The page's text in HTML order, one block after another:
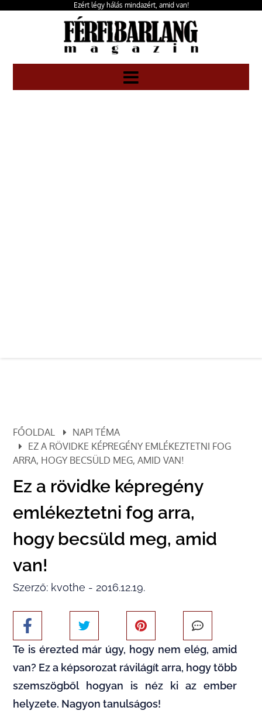
Ezért légy hálás mindazért, amid van!
FŐOLDAL
NAPI TÉMA
EZ A RÖVIDKE KÉPREGÉNY EMLÉKEZTETNI FOG
ARRA, HOGY BECSÜLD MEG, AMID VAN!
Ez a rövidke képregény
emlékeztetni fog arra,
hogy becsüld meg, amid
van!
Szerző: kvothe - 2016.12.19.
Te is érezted már úgy, hogy nem elég, amid
van? Ez a képsorozat rávilágít arra, hogy több
szemszögből hogyan is néz ki az ember
helyzete. Nagyon tanulságos!